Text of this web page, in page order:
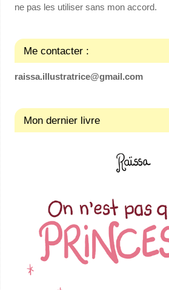
ne pas les utiliser sans mon accord.
Me contacter :
raissa.illustratrice@gmail.com
Mon dernier livre